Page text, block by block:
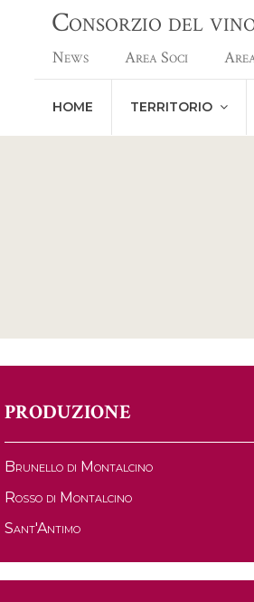
Consorzio del
News Area Soci
HOME TERRITORIO
PRODUZIONE
Brunello di Montalcino
Rosso di Montalcino
Sant'Antimo